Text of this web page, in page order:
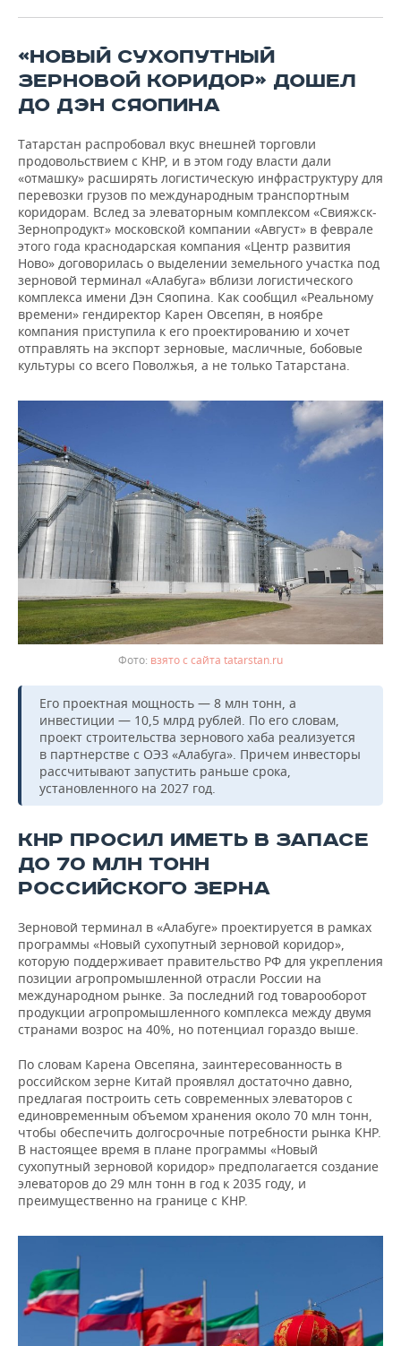
«НОВЫЙ СУХОПУТНЫЙ
ЗЕРНОВОЙ КОРИДОР» ДОШЕЛ
ДО ДЭН СЯОПИНА
Татарстан распробовал вкус внешней торговли
продовольствием с КНР, и в этом году власти дали
«отмашку» расширять логистическую инфраструктуру для
перевозки грузов по международным транспортным
коридорам. Вслед за элеваторным комплексом «Свияжск-
Зернопродукт» московской компании «Август» в феврале
этого года краснодарская компания «Центр развития
Ново» договорилась о выделении земельного участка под
зерновой терминал «Алабуга» вблизи логистического
комплекса имени Дэн Сяопина. Как сообщил «Реальному
времени» гендиректор Карен Овсепян, в ноябре
компания приступила к его проектированию и хочет
отправлять на экспорт зерновые, масличные, бобовые
культуры со всего Поволжья, а не только Татарстана.
взято с сайта tatarstan.ru
Его проектная мощность — 8 млн тонн, а
инвестиции — 10,5 млрд рублей. По его словам,
проект строительства зернового хаба реализуется
в партнерстве с ОЭЗ «Алабуга». Причем инвесторы
рассчитывают запустить раньше срока,
установленного на 2027 год.
КНР ПРОСИЛ ИМЕТЬ В ЗАПАСЕ
ДО 70 МЛН ТОНН
РОССИЙСКОГО ЗЕРНА
Зерновой терминал в «Алабуге» проектируется в рамках
программы «Новый сухопутный зерновой коридор»,
которую поддерживает правительство РФ для укрепления
позиции агропромышленной отрасли России на
международном рынке. За последний год товарооборот
продукции агропромышленного комплекса между двумя
странами возрос на 40%, но потенциал гораздо выше.
По словам Карена Овсепяна, заинтересованность в
российском зерне Китай проявлял достаточно давно,
предлагая построить сеть современных элеваторов с
единовременным объемом хранения около 70 млн тонн,
чтобы обеспечить долгосрочные потребности рынка КНР.
В настоящее время в плане программы «Новый
сухопутный зерновой коридор» предполагается создание
элеваторов до 29 млн тонн в год к 2035 году, и
преимущественно на границе с КНР.